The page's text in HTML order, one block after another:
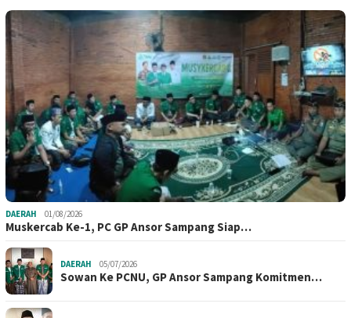
DAERAH 01/08/2026
Muskercab Ke-1, PC GP Ansor Sampang Siap…
DAERAH 05/07/2026
Sowan Ke PCNU, GP Ansor Sampang Komitmen…